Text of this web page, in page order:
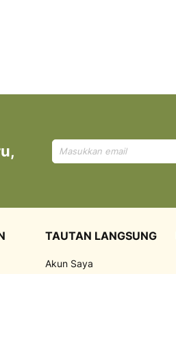
Mendaftar
untuk
TAUTAN LANGSUNG
Akun Saya